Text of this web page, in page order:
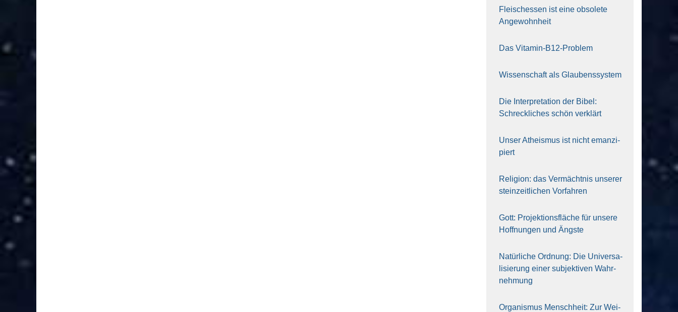
Fleisch­essen ist eine obso­le­te
An‍ge‍wohn‍heit
Das Vit­amin-B12-Pro­blem
Wis­sen­schaft als Glau­bens­sys­tem
Die Inter­pre­ta­ti­on der Bibel:
Schreck­li­ches schön ver­klärt
Unser Athe­is­mus ist nicht eman­zi­
piert
Reli­gi­on: das Ver­mächt­nis unse­rer
stein­zeit­li­chen Vor­fah­ren
Gott: Pro­jek­ti­ons­flä­che für unse­re
Hoff­nun­gen und Ängs­te
Natür­li­che Ord­nung: Die Uni­ver­sa­
li­sie­rung einer sub­jek­ti­ven Wahr­
neh­mung
Orga­nis­mus Mensch­heit: Zur Wei­